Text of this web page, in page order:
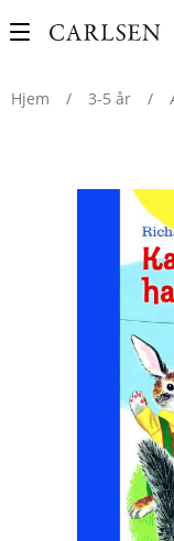
Main
Hjem
/ 3-5 år /